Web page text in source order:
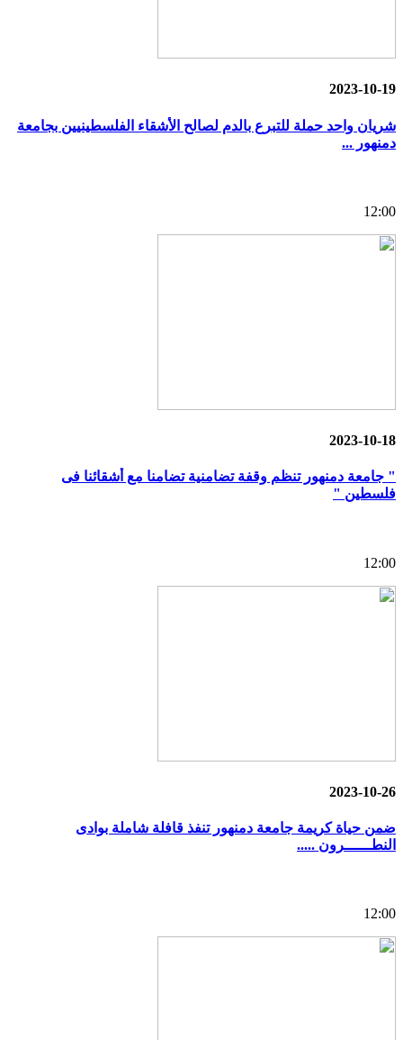
2023-10-19
شريان واحد حملة للتبرع بالدم لصالح الأشقاء الفلسطينيين بجامعة
دمنهور ...
12:00
2023-10-18
" جامعة دمنهور تنظم وقفة تضامنية تضامنا مع أشقائنا فى
فلسطين "
12:00
2023-10-26
ضمن حياة كريمة جامعة دمنهور تنفذ قافلة شاملة بوادى
النطــــــرون .....
12:00